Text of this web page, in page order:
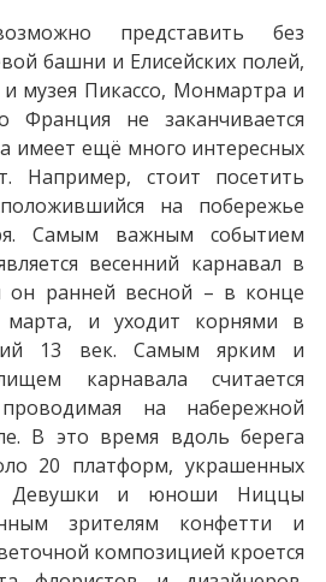
представить без
башни и Елисейских полей,
музея Пикассо, Монмартра и
Франция не заканчивается
имеет ещё много интересных
Например, стоит посетить
на побережье
Самым важным событием
весенний карнавал в
он ранней весной – в конце
марта, и уходит корнями в
13 век. Самым ярким и
карнавала считается
на набережной
В это время вдоль берега
20 платформ, украшенных
Девушки и юноши Ниццы
зрителям конфетти и
композицией кроется